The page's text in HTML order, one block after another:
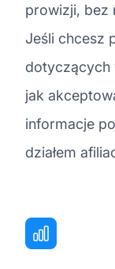
prowizji, bez
Jeśli chcesz
dotyczących
jak
informacje
działem